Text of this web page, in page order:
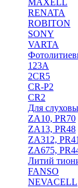
MAXELL
RENATA
ROBITON
SONY
VARTA
123A
2CR5
CR-P2
CR2
Для
ZA10, PR70
ZA13, PR48
ZA312, PR41
ZA675,
Литий
FANSO
NEVACELL